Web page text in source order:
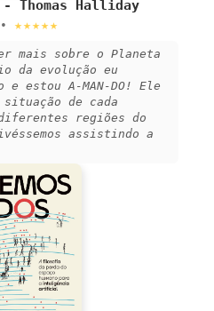
- Thomas Halliday
★★★★★
mais sobre o Planeta
da evolução eu
estou A-MAN-DO! Ele
de cada
regiões do
assistindo a